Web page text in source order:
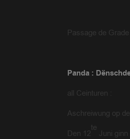
Passage de
Panda :
all
Aschreiwung op
Den 12
te
Juni